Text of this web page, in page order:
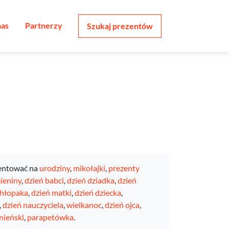
Partnerzy Szukaj prezentów
na urodziny, mikołajki, prezenty
,dzień babci,dzień dziadka,dzień
,dzień matki,dzień dziecka,
dzień nauczyciela,wielkanoc,dzień ojca,
, parapetówka.